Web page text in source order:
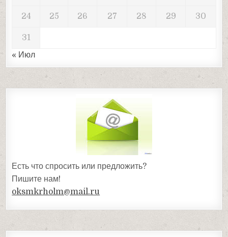
24 25 26 27 28 29 30
31
« Июл
Есть что спросить или предложить?
Пишите нам!
oksmkrholm@mail.ru